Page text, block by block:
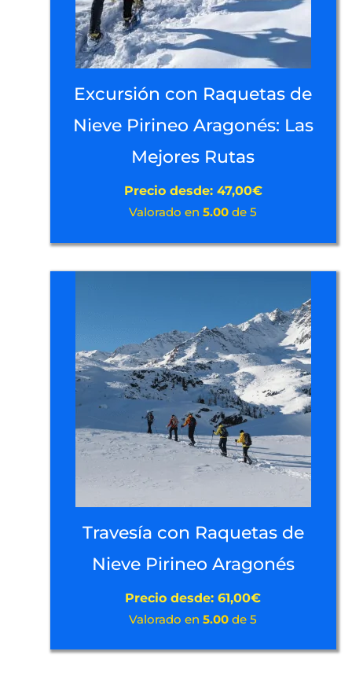
Excursión con Raquetas de
Nieve Pirineo Aragonés: Las
Mejores Rutas
Precio desde: 47,00€
Valorado en5.00 de 5
Travesía con Raquetas de
Nieve Pirineo Aragonés
Precio desde:61,00€
Valorado en5.00 de 5